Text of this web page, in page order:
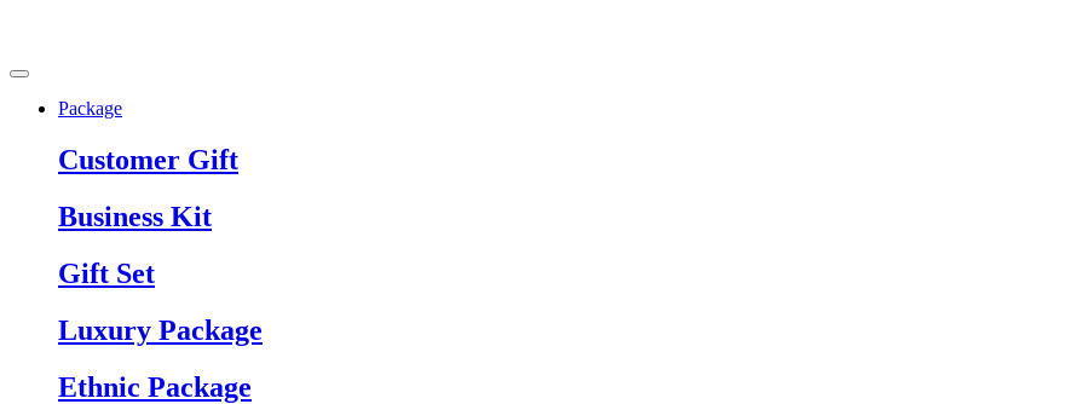
Package
Customer Gift
Business Kit
Gift Set
Luxury Package
Ethnic Package